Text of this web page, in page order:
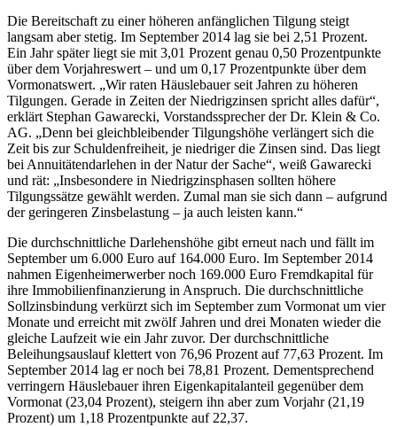
Die Bereitschaft zu einer höheren anfänglichen Tilgung steigt
langsam aber stetig. Im September 2014 lag sie bei 2,51 Prozent.
Ein Jahr später liegt sie mit 3,01 Prozent genau 0,50 Prozentpunkte
über dem Vorjahreswert – und um 0,17 Prozentpunkte über dem
Vormonatswert. „Wir raten Häuslebauer seit Jahren zu höheren
Tilgungen. Gerade in Zeiten der Niedrigzinsen spricht alles dafür“,
erklärt Stephan Gawarecki, Vorstandssprecher der Dr. Klein & Co.
AG. „Denn bei gleichbleibender Tilgungshöhe verlängert sich die
Zeit bis zur Schuldenfreiheit, je niedriger die Zinsen sind. Das liegt
bei Annuitätendarlehen in der Natur der Sache“, weiß Gawarecki
und rät: „Insbesondere in Niedrigzinsphasen sollten höhere
Tilgungssätze gewählt werden. Zumal man sie sich dann – aufgrund
der geringeren Zinsbelastung – ja auch leisten kann.“
Die durchschnittliche Darlehenshöhe gibt erneut nach und fällt im
September um 6.000 Euro auf 164.000 Euro. Im September 2014
nahmen Eigenheimerwerber noch 169.000 Euro Fremdkapital für
ihre Immobilienfinanzierung in Anspruch. Die durchschnittliche
Sollzinsbindung verkürzt sich im September zum Vormonat um vier
Monate und erreicht mit zwölf Jahren und drei Monaten wieder die
gleiche Laufzeit wie ein Jahr zuvor. Der durchschnittliche
Beleihungsauslauf klettert von 76,96 Prozent auf 77,63 Prozent. Im
September 2014 lag er noch bei 78,81 Prozent. Dementsprechend
verringern Häuslebauer ihren Eigenkapitalanteil gegenüber dem
Vormonat (23,04 Prozent), steigern ihn aber zum Vorjahr (21,19
Prozent) um 1,18 Prozentpunkte auf 22,37.